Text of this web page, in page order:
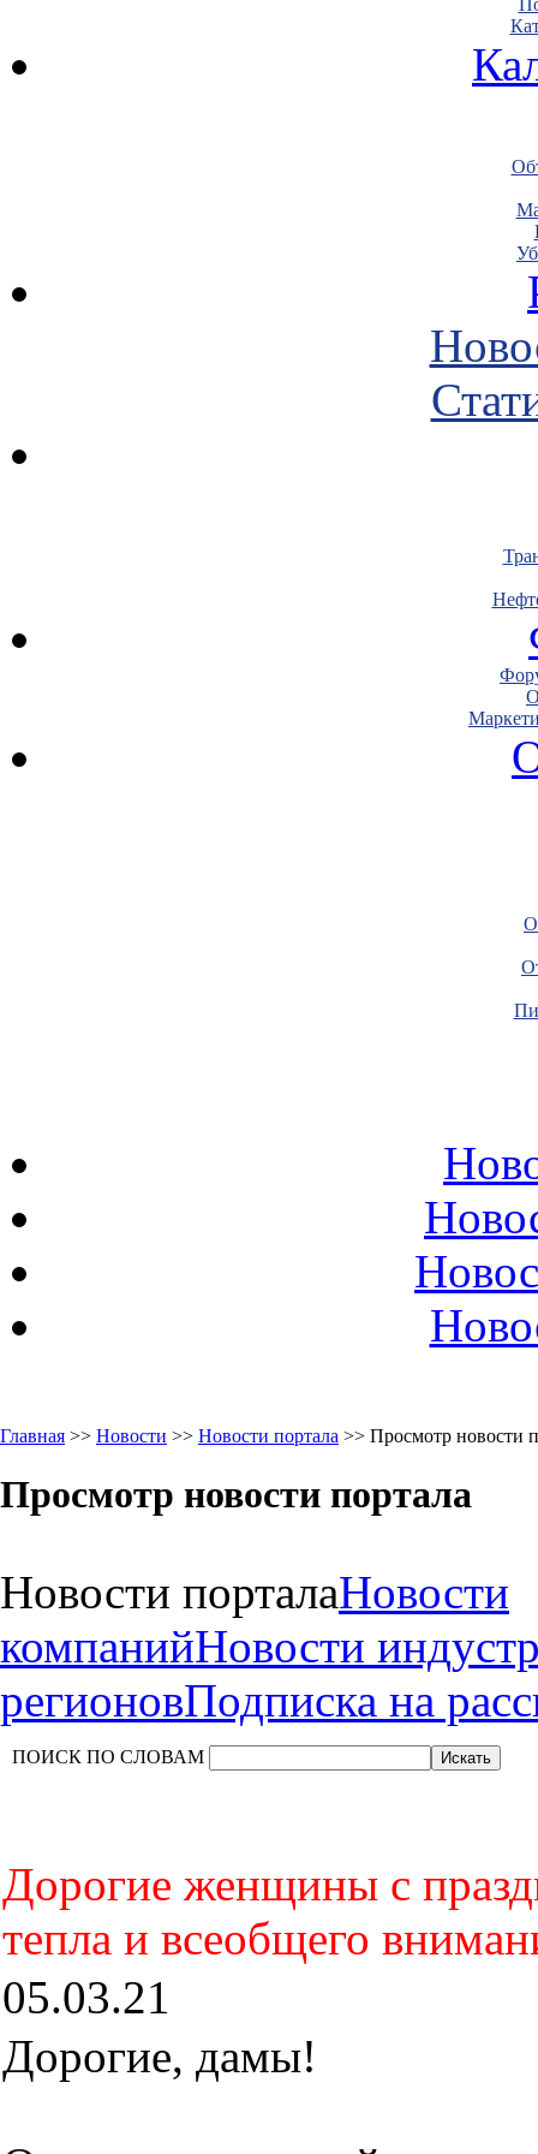
Главная >> Новости >> Новости портала >> Просмотр новости
Просмотр новости портала
Новости порталаНовости
компанийНовости
регионовПодписка на
ПОИСК ПО СЛОВАМ
Дорогие женщины с
тепла и всеобщего
05.03.21
Дорогие, дамы!